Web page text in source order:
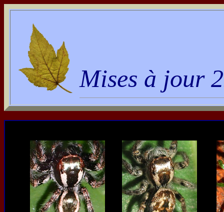
Mises à jour